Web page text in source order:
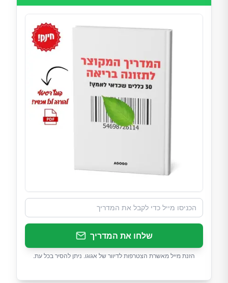
שלחו את המדריך
הזנת מייל מאשרת הצטרפות לדיוור של אגוגו. ניתן להסיר בכל עת.